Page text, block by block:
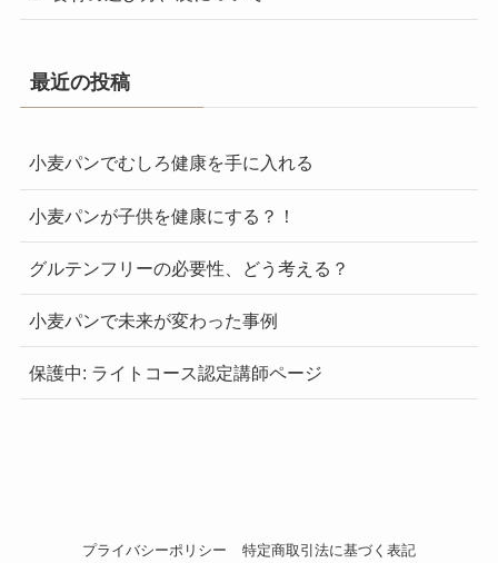
最近の投稿
小麦パンでむしろ健康を手に入れる
小麦パンが子供を健康にする？！
グルテンフリーの必要性、どう考える？
小麦パンで未来が変わった事例
保護中: ライトコース認定講師ページ
プライバシーポリシー 特定商取引法に基づく表記